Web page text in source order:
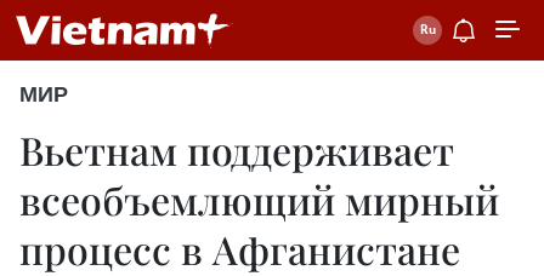
МИР
Вьетнам поддерживает
всеобъемлющий мирный
процесс в Афганистане